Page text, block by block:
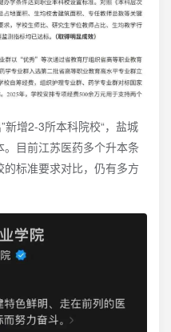
新增2-3所本科院校“，盐城
目前江苏医药多个升本条
标准要求对比，仍有多方